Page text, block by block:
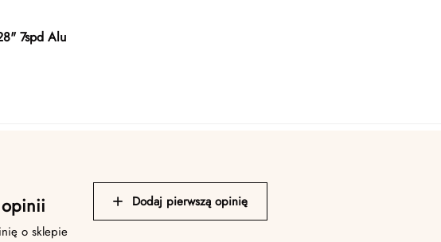
7spd Alu
o sklepie
Dodaj pierwszą opinię